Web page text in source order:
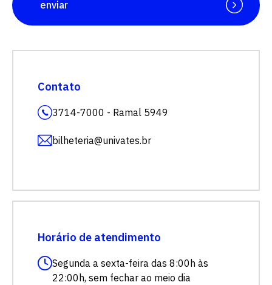
enviar
Contato
3714-7000 - Ramal 5949
bilheteria@univates.br
Horário de atendimento
Segunda a sexta-feira das 8:00h às
22:00h, sem fechar ao meio dia
Escolha a vaga que você
quer concorrer: